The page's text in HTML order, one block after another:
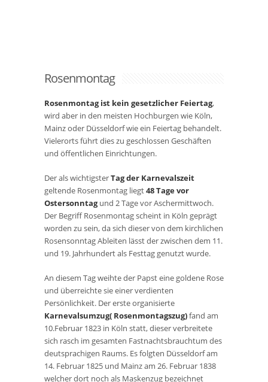
Rosenmontag
Rosenmontag ist kein gesetzlicher Feiertag,
wird aber in den meisten Hochburgen wie Köln,
Mainz oder Düsseldorf wie ein Feiertag behandelt.
Vielerorts führt dies zu geschlossen Geschäften
und öffentlichen Einrichtungen.
Der als wichtigsterTag der Karnevalszeit
geltende Rosenmontag liegt48 Tage vor
Ostersonntagund 2 Tage vor Aschermittwoch.
Der BegriffRosenmontagscheint in Köln geprägt
worden zu sein, da sich dieser von dem kirchlichen
Rosensonntag Ableiten lässt der zwischen dem 11.
und 19. Jahrhundert als Festtag genutzt wurde.
An diesem Tag weihte der Papst eine goldene Rose
und überreichte sie einer verdienten
Persönlichkeit. Der erste organisierte
Karnevalsumzug( Rosenmontagszug)fand am
10.Februar 1823 in Köln statt, dieser verbreitete
sich rasch im gesamten Fastnachtsbrauchtum des
deutsprachigen Raums. Es folgten Düsseldorf am
14. Februar 1825 und Mainz am 26. Februar 1838
welcher dort noch als Maskenzug bezeichnet